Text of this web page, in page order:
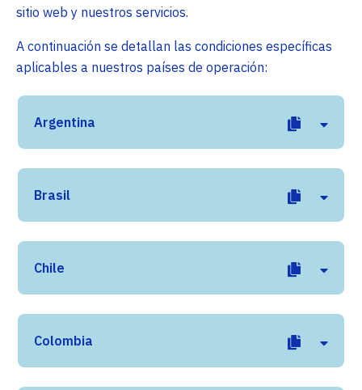
sitio web y nuestros servicios.
A continuación se detallan las condiciones específicas
aplicables a nuestros países de operación:
Argentina
Brasil
Chile
Colombia